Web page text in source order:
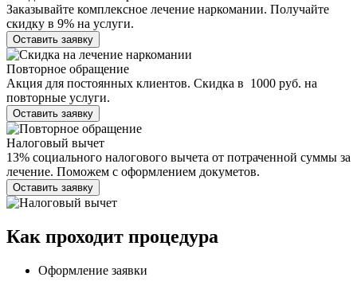
Заказывайте комплексное лечение наркомании. Получайте
скидку в 9% на услуги.
Оставить заявку
Повторное обращение
Акция для постоянных клиентов. Скидка в 1000 руб. на
повторные услуги.
Оставить заявку
Налоговый вычет
13% социального налогового вычета от потраченной суммы за
лечение. Поможем с оформлением докуметов.
Оставить заявку
Как проходит процедура
Оформление заявки